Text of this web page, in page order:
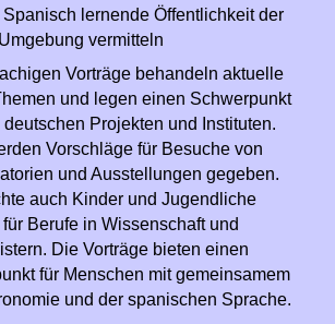
lernende Öffentlichkeit der
vermitteln
Vorträge behandeln aktuelle
und legen einen Schwerpunkt
Projekten und Instituten.
Vorschläge für Besuche von
und Ausstellungen gegeben.
auch Kinder und Jugendliche
Berufe in Wissenschaft und
Die Vorträge bieten einen
für Menschen mit gemeinsamem
und der spanischen Sprache.